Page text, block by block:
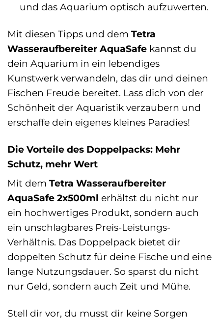
und das Aquarium optisch aufzuwerten.
Mit diesen Tipps und dem Tetra
Wasseraufbereiter AquaSafe kannst du
dein Aquarium in ein lebendiges
Kunstwerk verwandeln, das dir und deinen
Fischen Freude bereitet. Lass dich von der
Schönheit der Aquaristik verzaubern und
erschaffe dein eigenes kleines Paradies!
Die Vorteile des Doppelpacks: Mehr
Schutz, mehr Wert
Mit dem Tetra Wasseraufbereiter
AquaSafe 2x500ml erhältst du nicht nur
ein hochwertiges Produkt, sondern auch
ein unschlagbares Preis-Leistungs-
Verhältnis. Das Doppelpack bietet dir
doppelten Schutz für deine Fische und eine
lange Nutzungsdauer. So sparst du nicht
nur Geld, sondern auch Zeit und Mühe.
Stell dir vor, du musst dir keine Sorgen